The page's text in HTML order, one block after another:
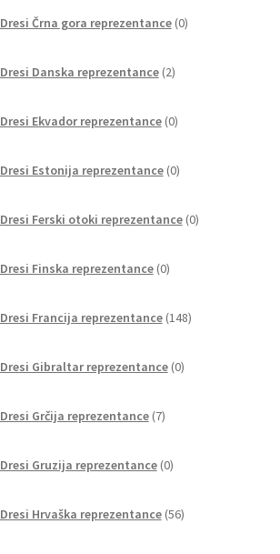
Dresi Črna gora reprezentance 0izdelkov
Dresi Danska reprezentance 2izdelka
Dresi Ekvador reprezentance 0izdelkov
Dresi Estonija reprezentance 0izdelkov
Dresi Ferski otoki reprezentance 0izdelkov
Dresi Finska reprezentance 0izdelkov
Dresi Francija reprezentance 148izdelkov
Dresi Gibraltar reprezentance 0izdelkov
Dresi Grčija reprezentance 7izdelkov
Dresi Gruzija reprezentance 0izdelkov
Dresi Hrvaška reprezentance 56izdelkov